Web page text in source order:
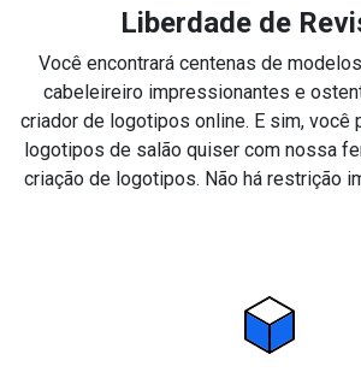
Liberdade de
Você encontrará centenas de
cabeleireiro impressionantes e
criador de logotipos online. E sim, você
logotipos de salão quiser com nossa
criação de logotipos. Não há restrição